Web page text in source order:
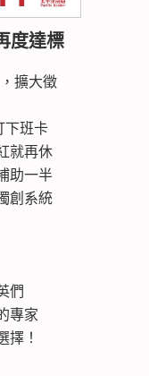
度達標
擴大徵
下班卡
就再休
助一半
創系統
們
專家
擇！